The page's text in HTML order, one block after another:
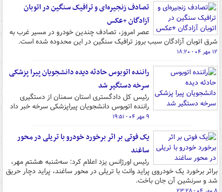
تصادف زنجیره‌ای و ترافیک سنگین در اتوبان
آزادگان +عکس
عصر امروز، تصادف چندین خودرو در مسیر غرب به
شرق اتوبان آزادگان سبب بروز ترافیک سنگین در این محدوده شده است.
۱۲ مهر ۰۴ - ۱۸:۲۰
راننده اتوبوس حادثه دیده دانشجویان پیرا پزشکی
سرخه دستگیر شد
رئیس کل دادگستری استان سمنان از دستگیری
راننده اتوبوس دانشجویان پیراپزشکی سرخه خبر داد
۹ مهر ۰۴ - ۱۹:۵۱
یک فوتی بر اثر برخورد خودرو با تریلی در محور
ساغند
رئیس اورژانس یزد اعلام کرد: سه‌شنبه هشتم مهر،
براثر برخورد یک خودروی پراید وانت با تریلی در محور ساغند، پراید دچار حریق
شد و سرنشین آن جان باخت.